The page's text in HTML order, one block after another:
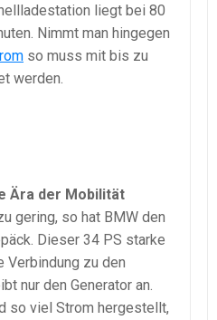
liegt bei 80
Nimmt man hingegen
so muss mit bis zu
werden.
Ära der Mobilität
gering, so hat BMW den
Dieser 34 PS starke
Verbindung zu den
nur den Generator an.
so viel Strom hergestellt,